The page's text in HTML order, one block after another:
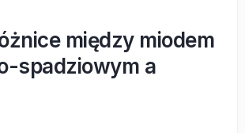
między miodem
spadziowym a